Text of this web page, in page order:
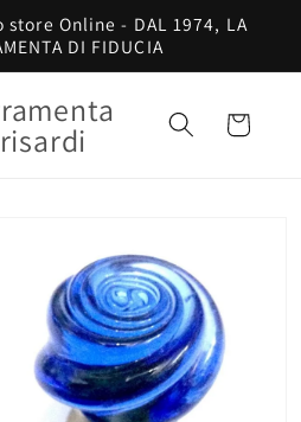
Online - DAL 1974, LA
DI FIDUCIA
Carrello